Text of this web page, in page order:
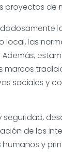
proyectos de
local, las
Además,
marcos
sociales y
seguridad,
de los
humanos y